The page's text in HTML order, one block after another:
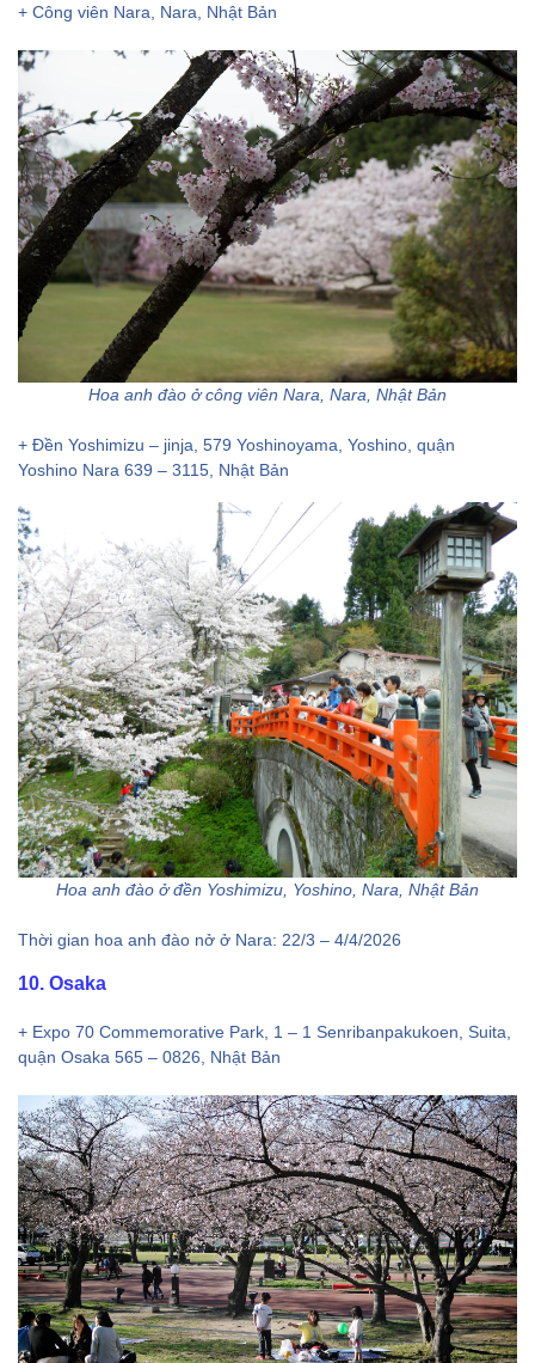
+ Công viên Nara, Nara, Nhật Bản
Hoa anh đào ở công viên Nara, Nara, Nhật Bản
+ Đền Yoshimizu – jinja, 579 Yoshinoyama, Yoshino, quận
Yoshino Nara 639 – 3115, Nhật Bản
Hoa anh đào ở đền Yoshimizu, Yoshino, Nara, Nhật Bản
Thời gian hoa anh đào nở ở Nara: 22/3 – 4/4/2026
10. Osaka
+ Expo 70 Commemorative Park, 1 – 1 Senribanpakukoen, Suita,
quận Osaka 565 – 0826, Nhật Bản